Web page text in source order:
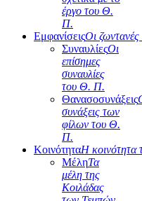
έργο του Θ.
Π.
ΕμφανίσειςΟι
ΣυναυλίεςΟι
επίσημες
συναυλίες
του Θ. Π.
Θανασοσυνάξεις
συνάξεις των
φίλων του Θ.
Π.
ΚοινότηταΗ κοινότητα
ΜέληΤα
μέλη της
Κοιλάδας